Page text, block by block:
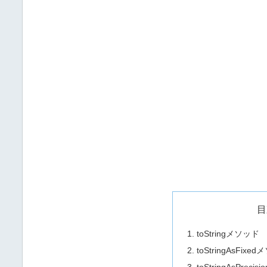
toStringメソッド
toStringAsFixedメ